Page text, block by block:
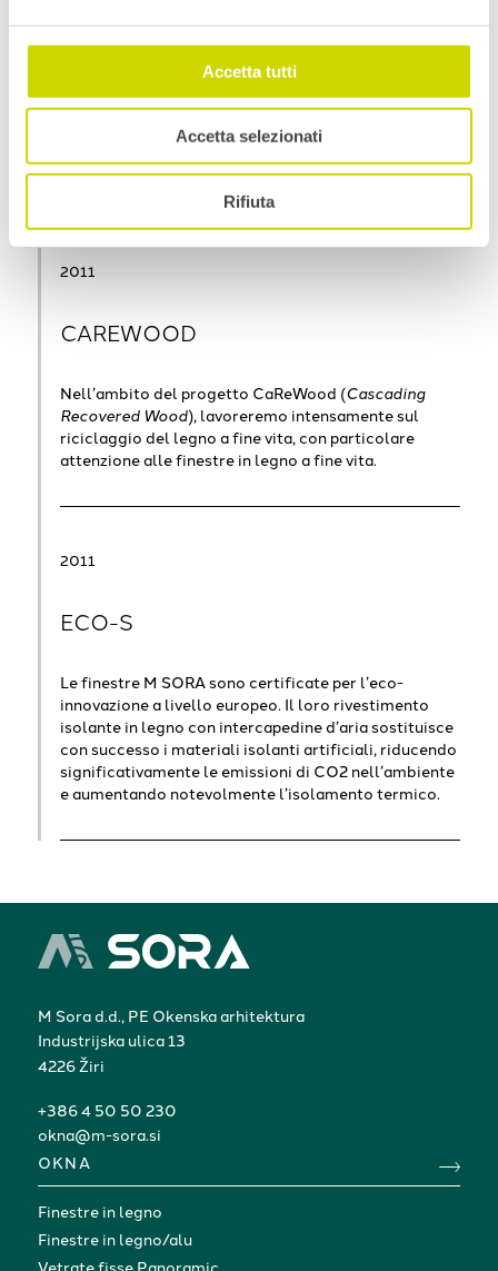
Accetta tutti
Accetta selezionati
Rifiuta
WINTHERWAX
Il progetto ha sviluppato un processo per il
trattamento delle finestre in pino termicamente
modificato Silvapro®, con particolare attenzione
alla finestra passiva Natura Optimo XLT, con la cera a
base naturale Silvacera® di Silvaprodukt.
2011
CAREWOOD
Nell’ambito del progetto CaReWood (Cascading
Recovered Wood), lavoreremo intensamente sul
riciclaggio del legno a fine vita, con particolare
attenzione alle finestre in legno a fine vita.
2011
ECO-S
Le finestre M SORA sono certificate per l’eco-
innovazione a livello europeo. Il loro rivestimento
isolante in legno con intercapedine d’aria sostituisce
con successo i materiali isolanti artificiali, riducendo
significativamente le emissioni di CO2 nell’ambiente
e aumentando notevolmente l’isolamento termico.
M Sora d.d., PE Okenska arhitektura
Industrijska ulica 13
4226 Žiri
+386 4 50 50 230
okna@m-sora.si
OKNA
Finestre in legno
Finestre in legno/alu
Vetrate fisse Panoramic